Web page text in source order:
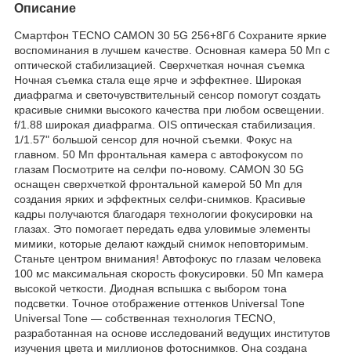
Описание
Смартфон TECNO CAMON 30 5G 256+8Гб Сохраните яркие
воспоминания в лучшем качестве. Основная камера 50 Мп с
оптической стабилизацией. Сверхчеткая ночная съемка
Ночная съемка стала еще ярче и эффектнее. Широкая
диафрагма и светочувствительный сенсор помогут создать
красивые снимки высокого качества при любом освещении.
f/1.88 широкая диафрагма. OIS оптическая стабилизация.
1/1.57" большой сенсор для ночной съемки. Фокус на
главном. 50 Мп фронтальная камера с автофокусом по
глазам Посмотрите на селфи по-новому. CAMON 30 5G
оснащен сверхчеткой фронтальной камерой 50 Мп для
создания ярких и эффектных селфи-снимков. Красивые
кадры получаются благодаря технологии фокусировки на
глазах. Это помогает передать едва уловимые элементы
мимики, которые делают каждый снимок неповторимым.
Станьте центром внимания! Автофокус по глазам человека
100 мс максимальная скорость фокусировки. 50 Мп камера
высокой четкости. Диодная вспышка с выбором тона
подсветки. Точное отображение оттенков Universal Tone
Universal Tone — собственная технология TECNO,
разработанная на основе исследований ведущих институтов
изучения цвета и миллионов фотоснимков. Она создана